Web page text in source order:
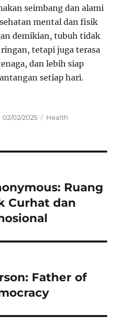
seimbang dan alami
mental dan fisik
demikian, tubuh tidak
tetapi juga terasa
dan lebih siap
setiap hari.
Posted
02/02/2025 Categories
Health
Ruang
Curhat dan
Father of